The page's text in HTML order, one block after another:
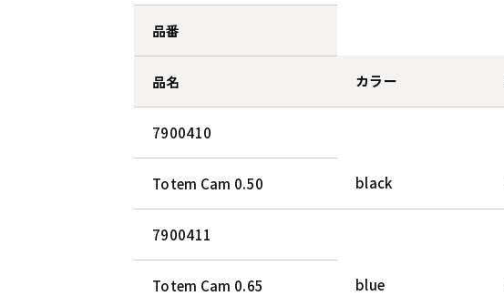
品番
品名 カラー
7900410
Totem Cam 0.50 black
7900411
Totem Cam 0.65 blue